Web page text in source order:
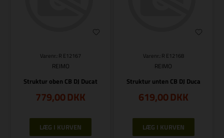
Varenr.: R E12167
REIMO
Struktur oben CB DJ Ducat
779,00DKK
Varenr.: R E12168
REIMO
Struktur unten CB DJ Duca
619,00DKK